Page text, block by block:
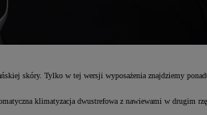
skóry. Tylko w tej wersji wyposażenia znajdziemy
klimatyzacja dwustrefowa z nawiewami w drugim